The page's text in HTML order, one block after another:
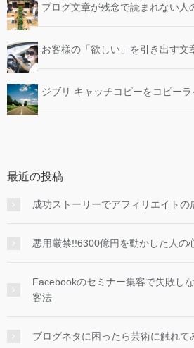
ブログ文章が残念で読まれない人
お客様の「欲しい」を引き出す文
ジブリ キャッチコピーをコピーラ
最近の投稿
成功ストーリーでアフィリエイト
悪用厳禁!!6300億円を動かした人の
Facebookのセミナー集客で失敗し
客法
ブログネタに困ったら芸術に触れて